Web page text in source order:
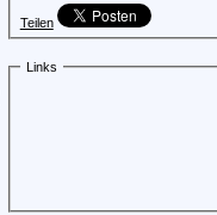
Teilen
Links